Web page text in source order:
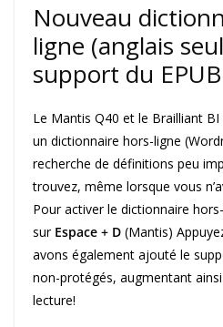
Nouveau
ligne (anglais
support du EPUB
Le Mantis Q40 et le Brailliant
un dictionnaire hors-ligne
recherche de définitions peu
trouvez, même lorsque vous
Pour activer le dictionnaire
sur Espace + D (Mantis)
avons également ajouté le
non-protégés, augmentant
lecture!